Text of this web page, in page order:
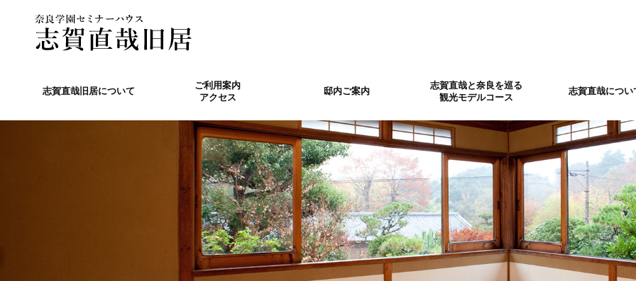
志賀直哉旧居について
ご利用案内
アクセス
邸内ご案内
志賀直哉と奈良を巡る
観光モデルコース
志賀直哉につい